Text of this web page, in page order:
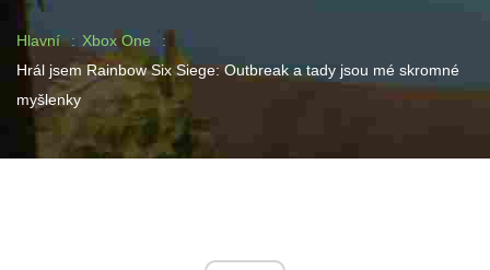
Hlavní
Xbox One
Hrál jsem Rainbow Six Siege: Outbreak a tady jsou mé skromné ​​
myšlenky